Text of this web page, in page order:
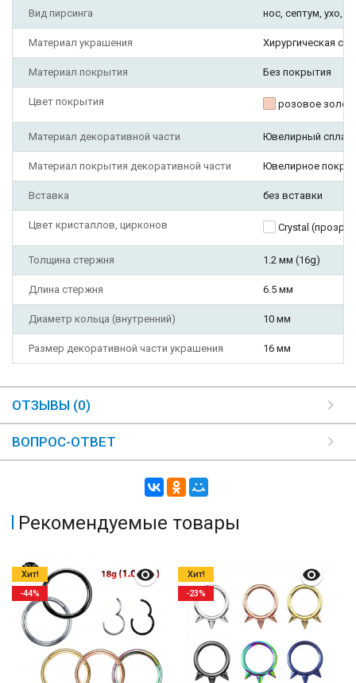
Вид пирсинга нос, септум, ухо,
Материал украшения Хирургическая
Материал покрытия Без покрытия
Цвет покрытия розовое
Материал декоративной части Ювелирный сплав
Материал покрытия декоративной части Ювелирное
Вставка без вставки
Цвет кристаллов, цирконов Crystal
Толщина стержня 1.2 мм (16g)
Длина стержня 6.5 мм
Диаметр кольца (внутренний) 10 мм
Размер декоративной части украшения 16 мм
ОТЗЫВЫ (0)
ВОПРОС-ОТВЕТ
Рекомендуемые товары
Хит!
-44%
Хит!
-23%